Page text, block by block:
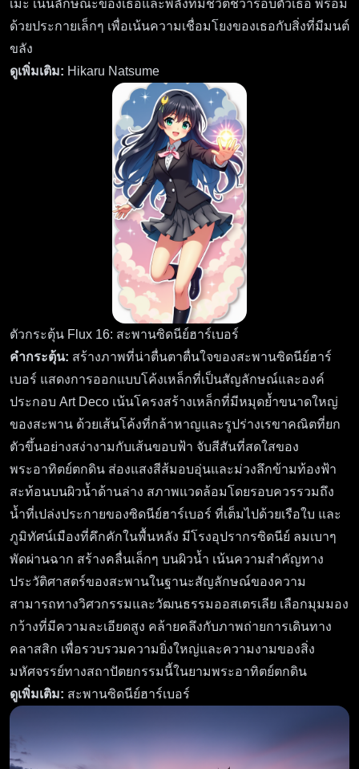
เมะ เน้นลักษณะของเธอและพลังที่มีชีวิตชีวารอบตัวเธอ พร้อม
ด้วยประกายเล็กๆ เพื่อเน้นความเชื่อมโยงของเธอกับสิ่งที่มีมนต์
ขลัง
ดูเพิ่มเติม: Hikaru Natsume
ตัวกระตุ้น Flux 16: สะพานซิดนีย์ฮาร์เบอร์
คำกระตุ้น: สร้างภาพที่น่าตื่นตาตื่นใจของสะพานซิดนีย์ฮาร์
เบอร์ แสดงการออกแบบโค้งเหล็กที่เป็นสัญลักษณ์และองค์
ประกอบ Art Deco เน้นโครงสร้างเหล็กที่มีหมุดย้ำขนาดใหญ่
ของสะพาน ด้วยเส้นโค้งที่กล้าหาญและรูปร่างเรขาคณิตที่ยก
ตัวขึ้นอย่างสง่างามกับเส้นขอบฟ้า จับสีสันที่สดใสของ
พระอาทิตย์ตกดิน ส่องแสงสีส้มอบอุ่นและม่วงลึกข้ามท้องฟ้า
สะท้อนบนผิวน้ำด้านล่าง สภาพแวดล้อมโดยรอบควรรวมถึง
น้ำที่เปล่งประกายของซิดนีย์ฮาร์เบอร์ ที่เต็มไปด้วยเรือใบ และ
ภูมิทัศน์เมืองที่คึกคักในพื้นหลัง มีโรงอุปรากรซิดนีย์ ลมเบาๆ
พัดผ่านฉาก สร้างคลื่นเล็กๆ บนผิวน้ำ เน้นความสำคัญทาง
ประวัติศาสตร์ของสะพานในฐานะสัญลักษณ์ของความ
สามารถทางวิศวกรรมและวัฒนธรรมออสเตรเลีย เลือกมุมมอง
กว้างที่มีความละเอียดสูง คล้ายคลึงกับภาพถ่ายการเดินทาง
คลาสสิก เพื่อรวบรวมความยิ่งใหญ่และความงามของสิ่ง
มหัศจรรย์ทางสถาปัตยกรรมนี้ในยามพระอาทิตย์ตกดิน
ดูเพิ่มเติม: สะพานซิดนีย์ฮาร์เบอร์